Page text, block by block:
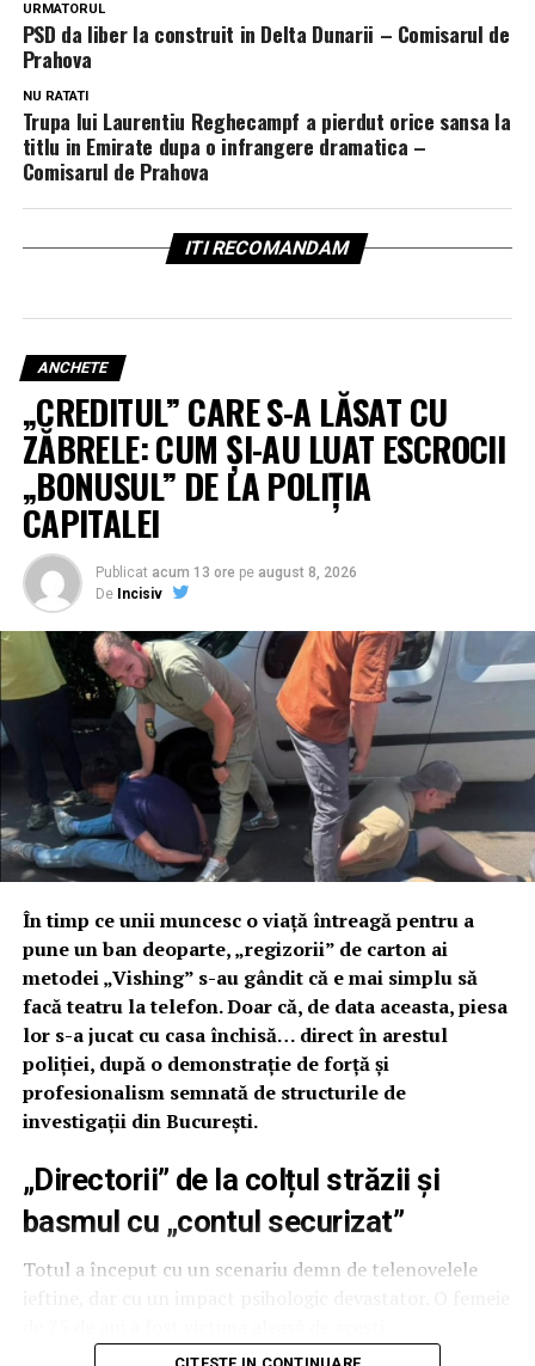
URMATORUL
PSD da liber la construit in Delta Dunarii – Comisarul de
Prahova
NU RATATI
Trupa lui Laurentiu Reghecampf a pierdut orice sansa la
titlu in Emirate dupa o infrangere dramatica –
Comisarul de Prahova
ITI RECOMANDAM
ANCHETE
„CREDITUL” CARE S-A LĂSAT CU
ZĂBRELE: CUM ȘI-AU LUAT ESCROCII
„BONUSUL” DE LA POLIȚIA
CAPITALEI
Publicat acum 13 ore pe august 8, 2026
De Incisiv
În timp ce unii muncesc o viață întreagă pentru a
pune un ban deoparte, „regizorii” de carton ai
metodei „Vishing” s-au gândit că e mai simplu să
facă teatru la telefon. Doar că, de data aceasta, piesa
lor s-a jucat cu casa închisă… direct în arestul
poliției, după o demonstrație de forță și
profesionalism semnată de structurile de
investigații din București.
„Directorii” de la colțul străzii și
basmul cu „contul securizat”
Totul a început cu un scenariu demn de telenovelele
„profesioniști” ai manipulării care, după cum dezvăluie